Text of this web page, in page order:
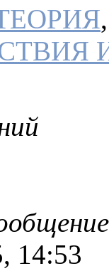
14:53